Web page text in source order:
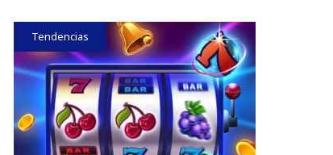
Tendencias